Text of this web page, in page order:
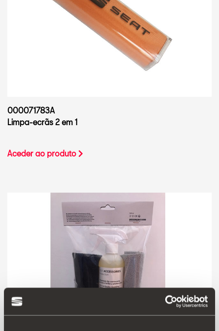
000071783A
Limpa-ecrãs 2 em 1
Aceder ao produto